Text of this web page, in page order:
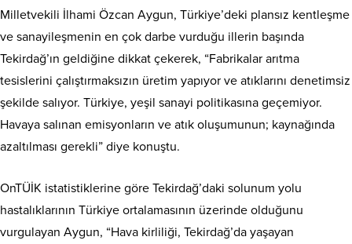
Milletvekili İlhami Özcan Aygun, Türkiye’deki plansız kentleşme
ve sanayileşmenin en çok darbe vurduğu illerin başında
Tekirdağ’ın geldiğine dikkat çekerek, “Fabrikalar arıtma
tesislerini çalıştırmaksızın üretim yapıyor ve atıklarını denetimsiz
şekilde salıyor. Türkiye, yeşil sanayi politikasına geçemiyor.
Havaya salınan emisyonların ve atık oluşumunun; kaynağında
azaltılması gerekli” diye konuştu.
OnTÜİK istatistiklerine göre Tekirdağ’daki solunum yolu
hastalıklarının Türkiye ortalamasının üzerinde olduğunu
vurgulayan Aygun, “Hava kirliliği, Tekirdağ’da yaşayan